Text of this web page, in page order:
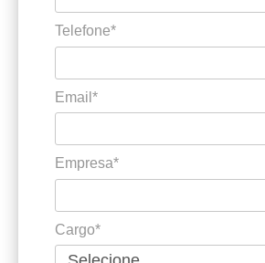
Telefone*
Email*
Empresa*
Cargo*